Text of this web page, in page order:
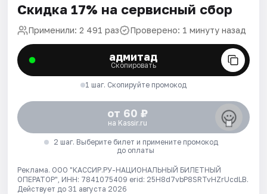
Скидка 17% на сервисный сбор
Применили: 2 491 раз Проверено: 1 минуту назад
адмитад
Скопировать
1 шаг. Скопируйте промокод
от 60 ₽
на Kassir.ru
2 шаг. Выберите билет и примените промокод
до оплаты
Реклама. ООО "КАССИР.РУ-НАЦИОНАЛЬНЫЙ БИЛЕТНЫЙ
ОПЕРАТОР", ИНН: 7841075409 erid: 25H8d7vbP8SRTvHZrUcdLB.
Действует до 31 августа 2026